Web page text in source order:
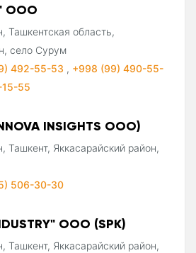
ООО
Ташкентская область,
село Сурум
492-55-53 , +998 (99) 490-55-
55
INSIGHTS ООО)
Ташкент, Яккасарайский район,
506-30-30
ООО (SPK)
Ташкент, Яккасарайский район,